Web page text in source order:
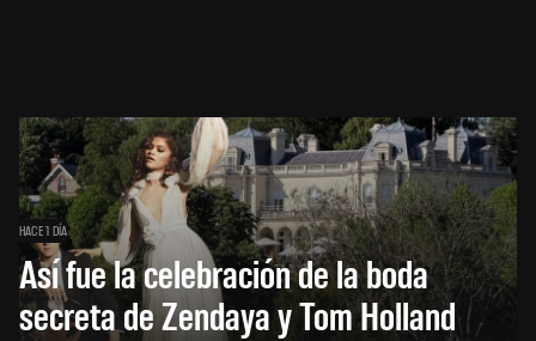
HACE 1 DÍA
Así fue la celebración de la boda
secreta de Zendaya y Tom Holland